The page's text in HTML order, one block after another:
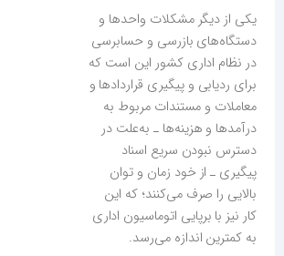
یکی از دیگر مشکلات واحدها و
دستگاه‌های بازرسی و حسابرسی
در نظام اداری کشور این است که
برای ردیابی و پیگیری قراردادها و
معاملات و مستندات مربوط به
درآمدها و هزینه‌ها ـ به‌علت در
دسترس نبودن سریع اسناد
پیگیری ـ از خود زمان و توان
بالایی را صرف می‌کنند؛ که این
کار نیز با برپایی اتوماسیون اداری
به کمترین اندازه می‌رسد.